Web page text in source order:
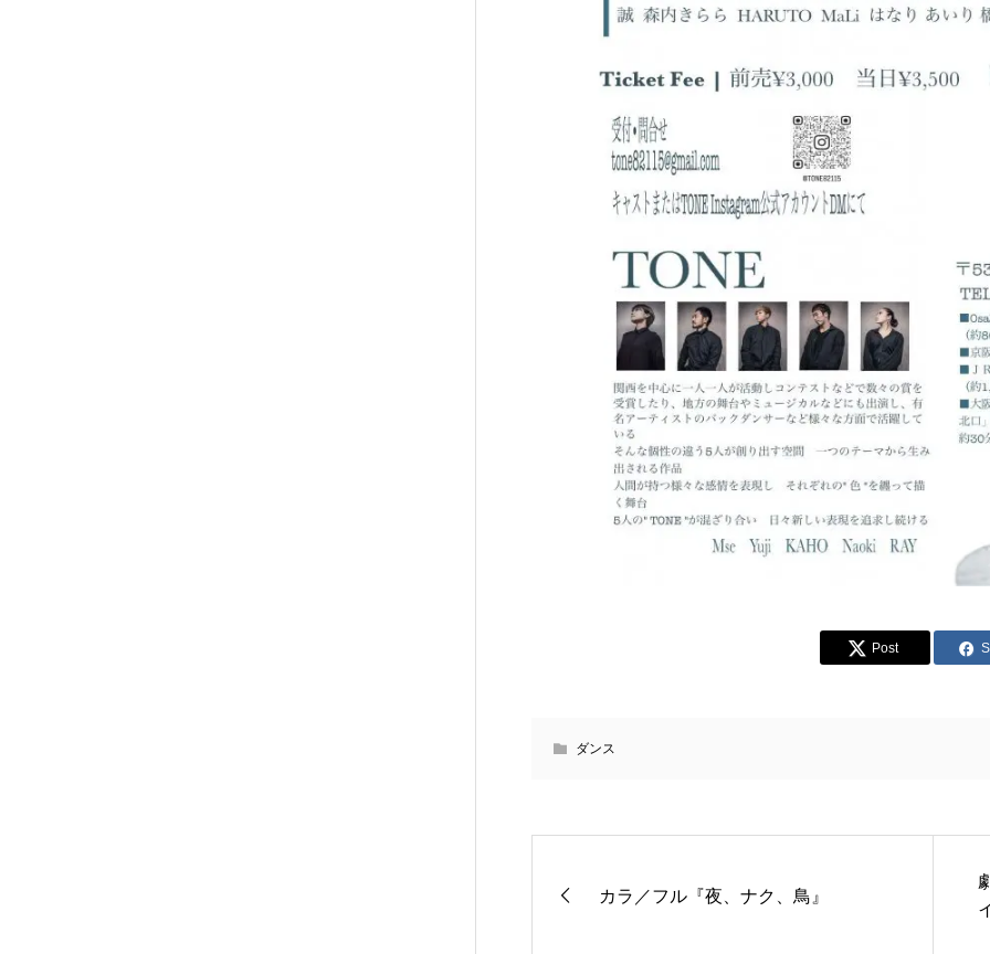
Post
ダンス
カラ／フル『夜、ナク、鳥』